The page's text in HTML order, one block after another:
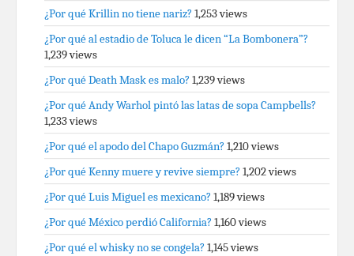
¿Por qué Krillin no tiene nariz? 1,253 views
¿Por qué al estadio de Toluca le dicen “La Bombonera”?
1,239 views
¿Por qué Death Mask es malo? 1,239 views
¿Por qué Andy Warhol pintó las latas de sopa Campbells?
1,233 views
¿Por qué el apodo del Chapo Guzmán? 1,210 views
¿Por qué Kenny muere y revive siempre? 1,202 views
¿Por qué Luis Miguel es mexicano? 1,189 views
¿Por qué México perdió California? 1,160 views
¿Por qué el whisky no se congela? 1,145 views